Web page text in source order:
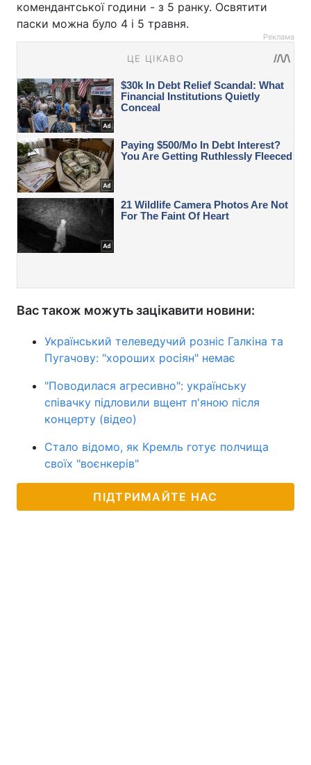
комендантської години - з 5 ранку. Освятити
паски можна було 4 і 5 травня.
Реклама
Вас також можуть зацікавити новини:
Український телеведучий розніс Галкіна та
Пугачову: "хороших росіян" немає
"Поводилася агресивно": українську
співачку підловили вщент п'яною після
концерту (відео)
Стало відомо, як Кремль готує полчища
своїх "воєнкерів"
ПІДТРИМАЙТЕ НАС